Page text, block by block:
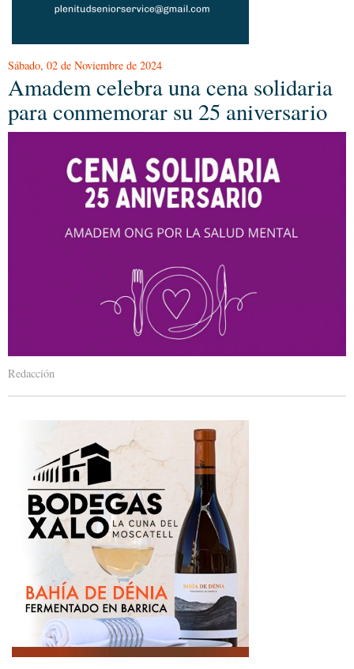
Sábado, 02 de Noviembre de 2024
Amadem celebra una cena solidaria
para conmemorar su 25 aniversario
Redacción